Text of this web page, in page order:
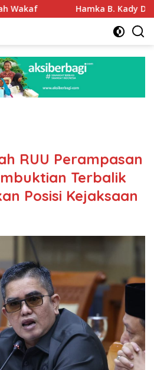
Hamka B. Kady Desak
RUU Perampasan
Terbalik
Posisi Kejaksaan